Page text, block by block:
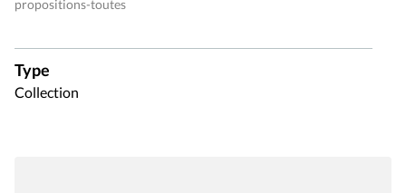
propositions-toutes
Type
Collection